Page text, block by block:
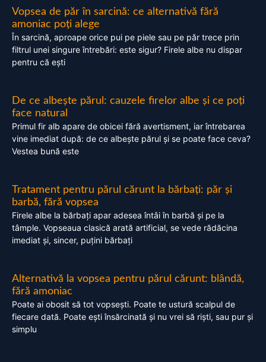
Vopsea de păr în sarcină: ce alternativă fără
amoniac poți alege
În sarcină, aproape orice pui pe piele sau pe păr trece prin
filtrul unei singure întrebări: este sigur? Firele albe nu dispar
pentru că ești
De ce albește părul: cauzele firelor albe și ce poți
face natural
Primul fir alb apare de obicei fără avertisment, iar întrebarea
vine imediat după: de ce albește părul și se poate face ceva?
Vestea bună este
Tratament pentru părul cărunt la bărbați: păr și
barbă, fără vopsea
Firele albe la bărbați apar adesea întâi în barbă și pe la
tâmple. Vopseaua clasică arată artificial, se vede rădăcina
imediat și, sincer, puțini bărbați
Alternativă la vopsea pentru părul cărunt: blândă,
fără amoniac
Poate ai obosit să tot vopsești. Poate te ustură scalpul de
fiecare dată. Poate ești însărcinată și nu vrei să riști, sau pur și
simplu